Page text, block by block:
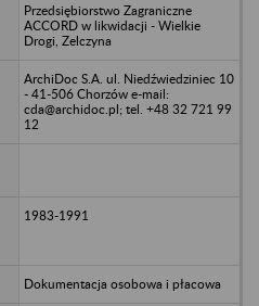
Przedsiębiorstwo Zagraniczne
ACCORD w likwidacji - Wielkie
Drogi, Zelczyna
ArchiDoc S.A. ul. Niedźwiedziniec 10
- 41-506 Chorzów e-mail:
cda@archidoc.pl; tel. +48 32 721 99
12
1983-1991
Dokumentacja osobowa i płacowa